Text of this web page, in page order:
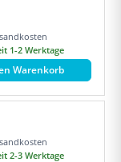
1-2 Werktage
Warenkorb
2-3 Werktage